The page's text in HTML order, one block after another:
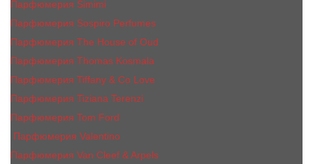
Парфюмерия Simimi
Парфюмерия Sospiro Perfumes
Парфюмерия The House of Oud
Парфюмерия Thomas Kosmala
Парфюмерия Tiffany & Co Love
Парфюмерия Tiziana Terenzi
Парфюмерия Tom Ford
Парфюмерия Valentino
Парфюмерия Van Cleef & Arpels